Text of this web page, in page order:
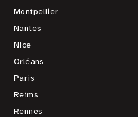
Montpellier
Nantes
Nice
Orléans
Paris
Reims
Rennes